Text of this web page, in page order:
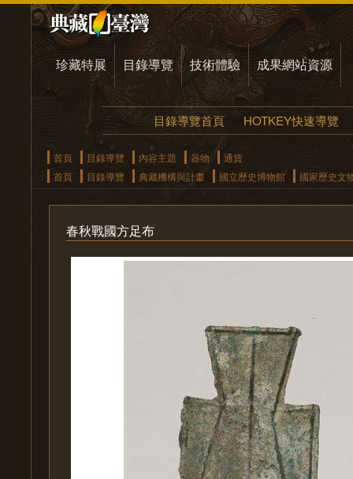
珍藏特展 目錄導覽 技術體驗 成果網站資源
目錄導覽首頁 HOTKEY快速導覽
首頁 目錄導覽 內容主題 器物
通貨
首頁
目錄導覽 典藏機構與計畫 國立歷史博物館 國家歷史文
春秋戰國方足布